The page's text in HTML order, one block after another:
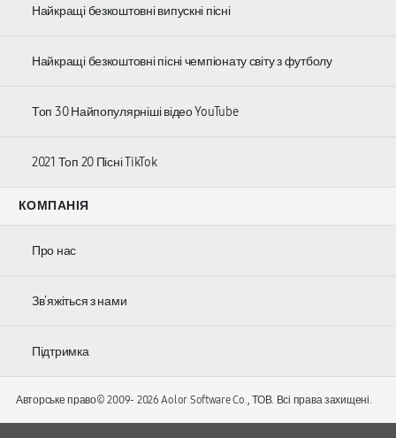
Найкращі безкоштовні випускні пісні
Найкращі безкоштовні пісні чемпіонату світу з футболу
Топ 30 Найпопулярніші відео YouTube
2021 Топ 20 Пісні TikTok
КОМПАНІЯ
Про нас
Зв'яжіться з нами
Підтримка
Авторське право© 2009- 2026 Aolor Software Co., ТОВ. Всі права захищені.